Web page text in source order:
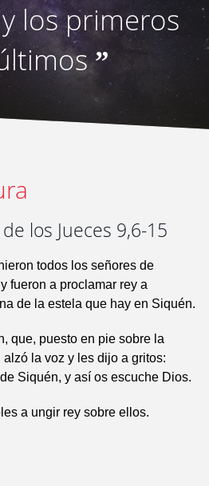
los primeros
”
los Jueces 9,6-15
todos los señores de
fueron a proclamar rey a
de la estela que hay en Siquén.
que, puesto en pie sobre la
la voz y les dijo a gritos:
Siquén, y así os escuche Dios.
a ungir rey sobre ellos.